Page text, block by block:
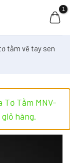
tằm vẽ tay sen
Tơ Tằm MNV-
hàng.